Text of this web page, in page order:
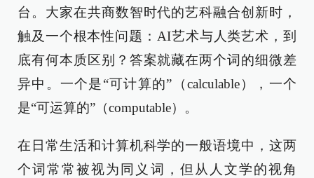
台。大家在共商数智时代的艺科融合创新时，
触及一个根本性问题：AI艺术与人类艺术，到
底有何本质区别？答案就藏在两个词的细微差
异中。一个是“可计算的”（calculable），一个
是“可运算的”（computable）。
在日常生活和计算机科学的一般语境中，这两
个词常常被视为同义词，但从人文学的视角